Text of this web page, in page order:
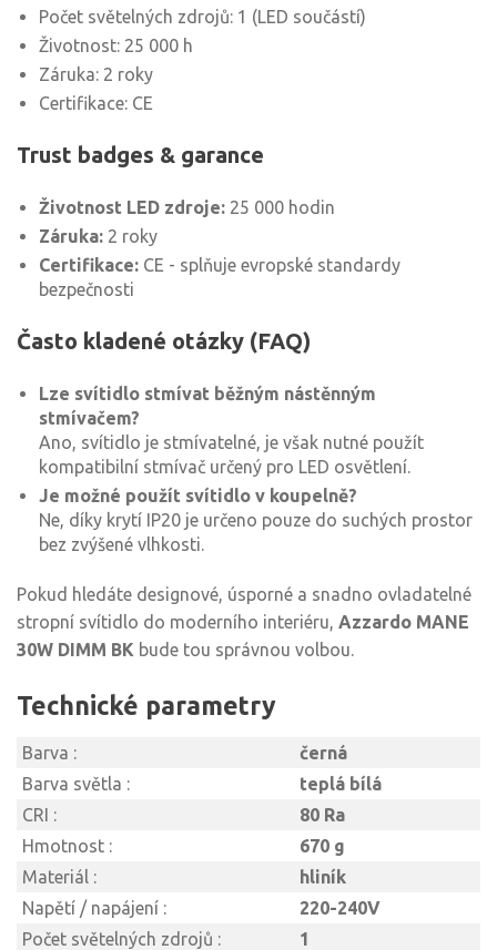
Počet světelných zdrojů: 1 (LED součástí)
Životnost: 25 000 h
Záruka: 2 roky
Certifikace: CE
Trust badges & garance
Životnost LED zdroje: 25 000 hodin
Záruka: 2 roky
Certifikace: CE - splňuje evropské standardy
bezpečnosti
Často kladené otázky (FAQ)
Lze svítidlo stmívat běžným nástěnným
stmívačem?
Ano, svítidlo je stmívatelné, je však nutné použít
kompatibilní stmívač určený pro LED osvětlení.
Je možné použít svítidlo v koupelně?
Ne, díky krytí IP20 je určeno pouze do suchých prostor
bez zvýšené vlhkosti.
Pokud hledáte designové, úsporné a snadno ovladatelné
stropní svítidlo do moderního interiéru, Azzardo MANE
30W DIMM BK bude tou správnou volbou.
Technické parametry
Barva :
černá
Barva světla :
teplá bílá
CRI :
80 Ra
Hmotnost :
670 g
Materiál :
hliník
Napětí / napájení :
220-240V
Počet světelných zdrojů :
1